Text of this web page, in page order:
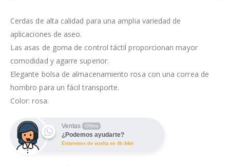
Cerdas de alta calidad para una amplia variedad de
aplicaciones de aseo.
Las asas de goma de control táctil proporcionan mayor
comodidad y agarre superior.
Elegante bolsa de almacenamiento rosa con una correa de
hombro para un fácil transporte.
Color: rosa.
Ventas Offline
¿Podemos ayudarte?
Estaremos de vuelta en 4h:44m